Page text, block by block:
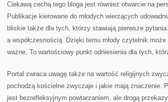
Ciekawą cechą tego bloga jest również otwarcie na
Publikacje kierowane do młodych wierzących
bliskie także dla tych, którzy stawiają pierwsze
a współczesnością. Dzięki temu młody czytelnik
ważne. To wartościowy punkt odniesienia dla tych,
Portal zwraca uwagę także na wartość religijnych
pochodzą kościelne zwyczaje i jakie mają znaczenie.
jest bezrefleksyjnym powtarzaniem, ale drogą